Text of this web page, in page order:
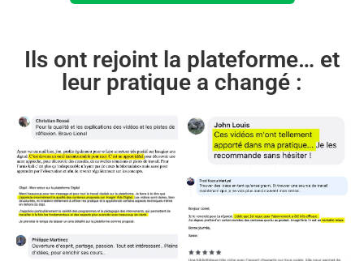
Ils ont rejoint la plateforme… et
leur pratique a changé :